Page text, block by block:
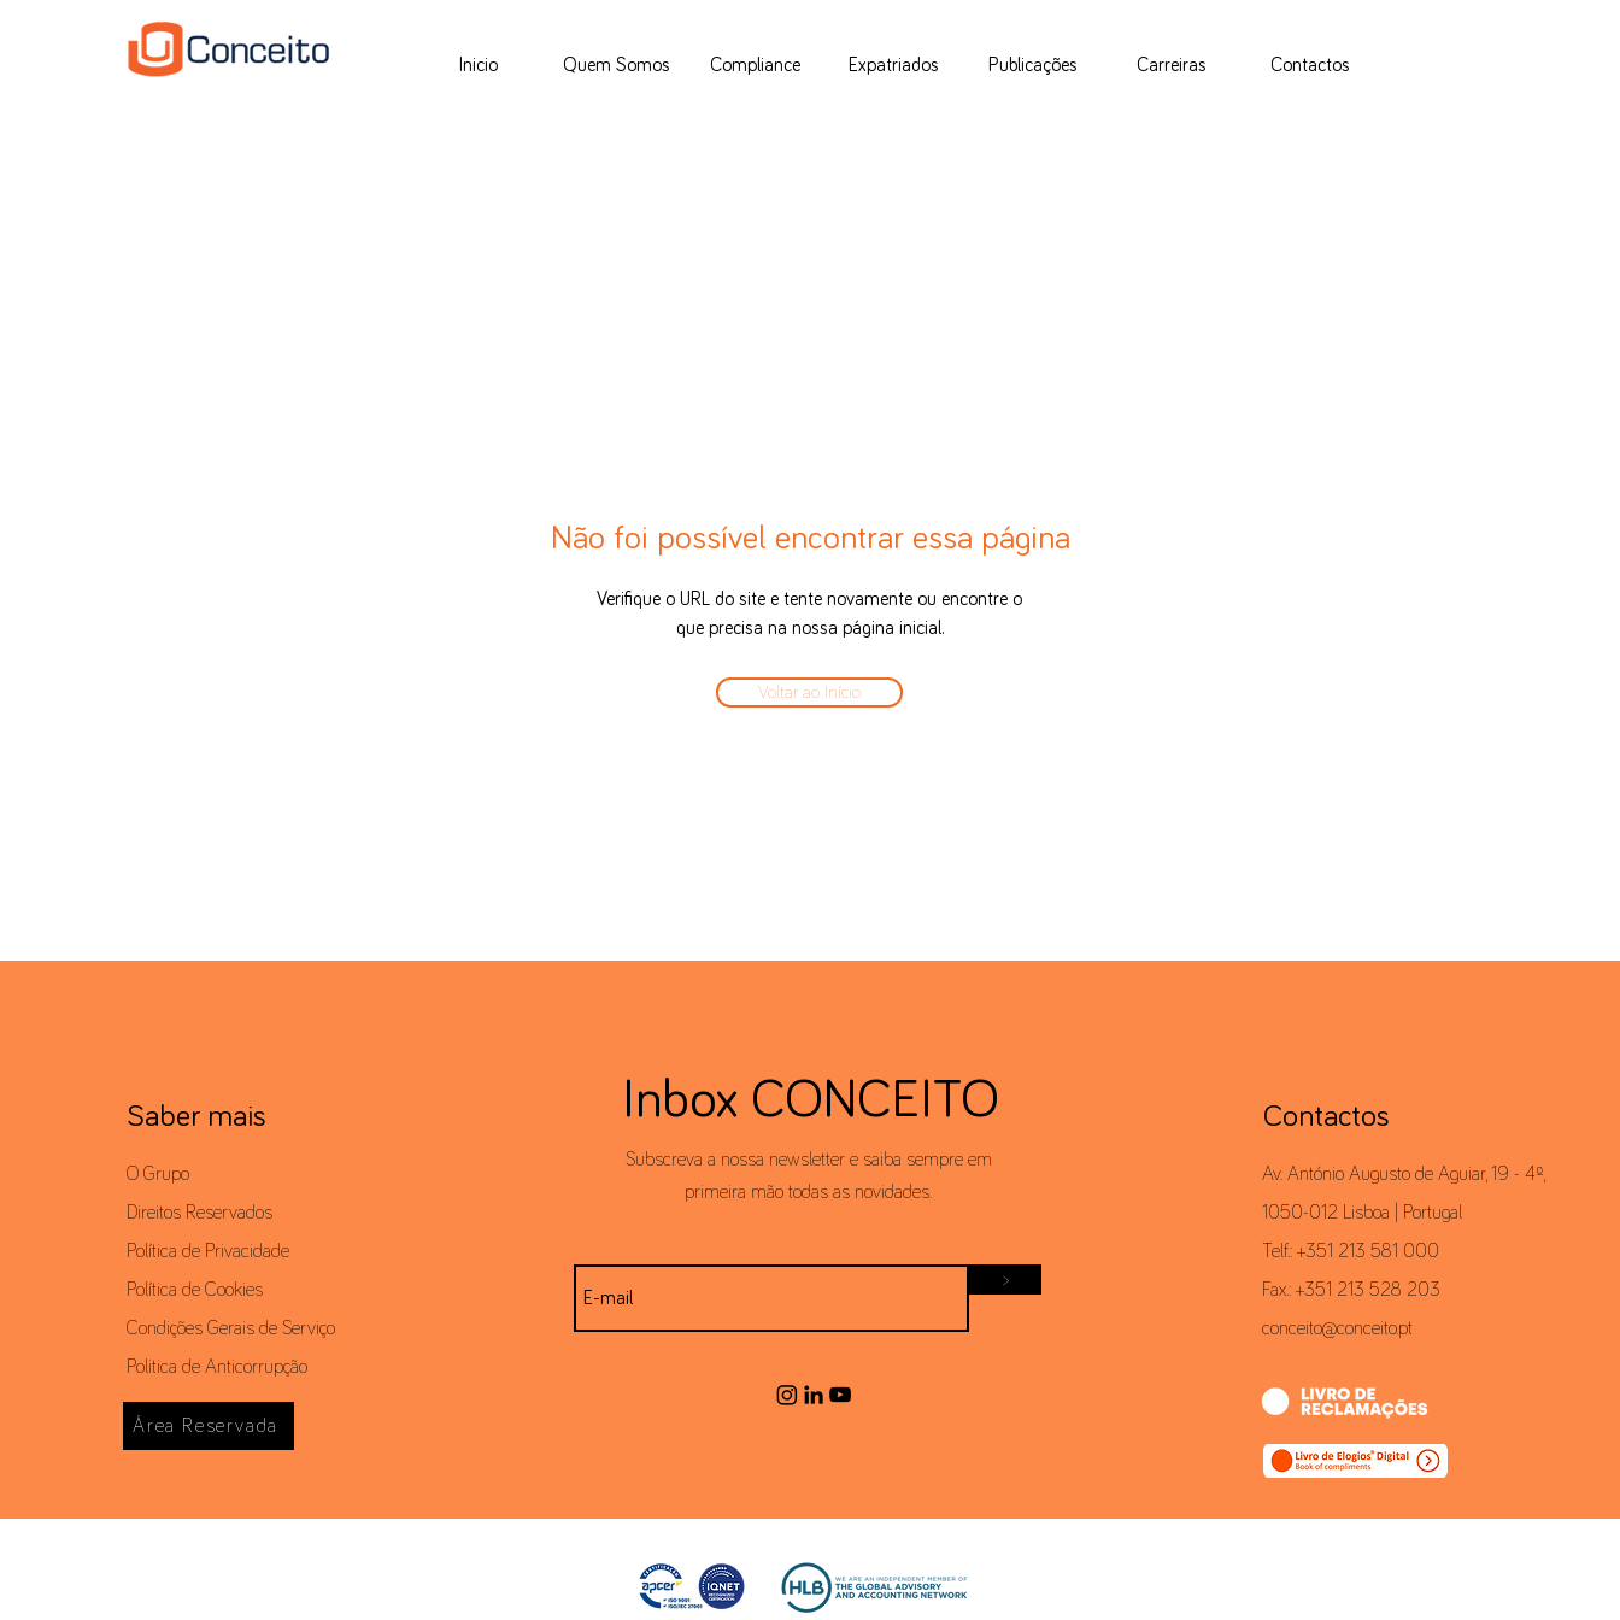
Inicio Quem Somos Compliance Expatriados Publicações Carreiras Contactos
Não foi possível encontrar essa página
Verifique o URL do site e tente novamente ou encontre o
que precisa na nossa página inicial.
Voltar ao Início
Saber mais
O Grupo
Direitos Reservados
Política de Privacidade
Política de Cookies
Condições Gerais de Serviço
Politica de Anticorrupção
Área Reservada
Inbox CONCEITO
Subscreva a nossa newsletter e saiba sempre em
primeira mão todas as novidades.
>
Contactos
Av. António Augusto de Aguiar, 19 - 4º,
1050-012 Lisboa | Portugal
Telf.: +351 213 581 000
Fax.: +351 213 528 203
conceito@conceito.pt